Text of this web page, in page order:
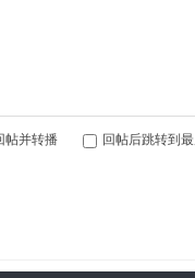
帖并转播 回帖后跳转到